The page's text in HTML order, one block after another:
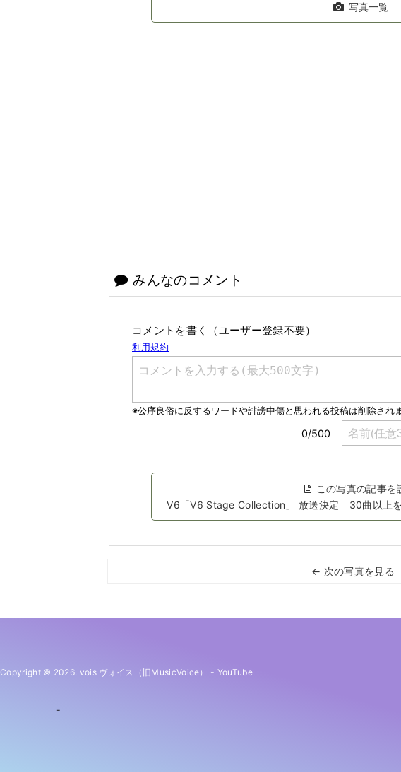
写真一覧
みんなのコメント
コメントを書く（ユーザー登録不要）
この写真の記事を
V6「V6 Stage Collection」 放送決定 30曲以上を
← 次の写真を見る
Copyright © 2026. vois ヴォイス（旧MusicVoice） - YouTube
-